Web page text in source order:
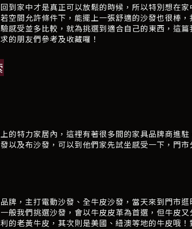
到家中才是真正可以放鬆的時候，所以特別想在
空間允許條件下，能擺上一張舒適的沙發也很棒
感受並多比較，就為挑選到適合自己的東西，這
的朋友們參考及收藏囉！
的特力家居內，這裡有著很多間的家具品牌商進
以及布沙發，可以到他們家先試坐感受一下，門
牌，主打電動沙發、全牛皮沙發，當天來到門市
般我們挑選沙發，會以牛皮皮革為首選，但牛皮
的老黃牛皮，其次則是美國、紐澳等地的牛皮哦